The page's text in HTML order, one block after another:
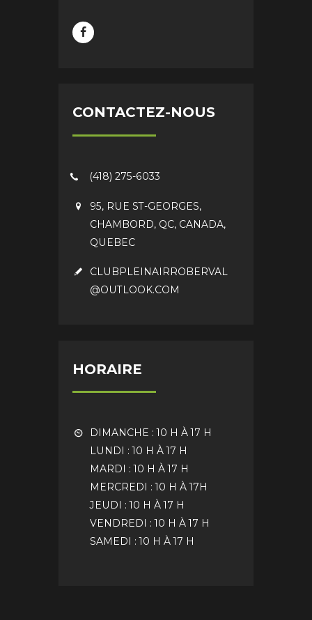
CONTACTEZ-NOUS
(418) 275-6033
95, RUE ST-GEORGES,
CHAMBORD, QC, CANADA,
QUEBEC
CLUBPLEINAIRROBERVAL
@OUTLOOK.COM
HORAIRE
DIMANCHE : 10 H À 17 H
LUNDI : 10 H À 17 H
MARDI : 10 H À 17 H
MERCREDI : 10 H À 17H
JEUDI : 10 H À 17 H
VENDREDI : 10 H À 17 H
SAMEDI : 10 H À 17 H